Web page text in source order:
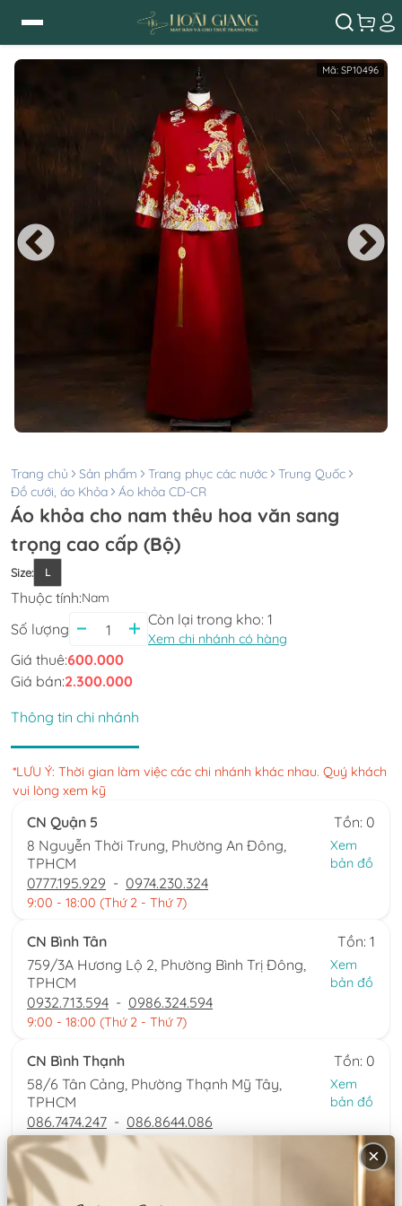
Mã: SP10496
Trang chủ Sản phẩm Trang phục các nước
Trung Quốc
Đồ cưới, áo Khỏa
Áo khỏa CD-CR
Áo khỏa cho nam thêu hoa văn sang
trọng cao cấp (Bộ)
Size: L
Thuộc tính:Nam
Số lượng
Còn lại trong kho: 1
Xem chi nhánh có hàng
Giá thuê:600.000
Giá bán:2.300.000
Thông tin chi nhánh
*LƯU Ý: Thời gian làm việc các chi nhánh khác nhau. Quý khách
vui lòng xem kỹ
CN Quận 5
Tồn: 0
8 Nguyễn Thời Trung, Phường An Đông,
TPHCM
Xem
bản đồ
0777.195.929 - 0974.230.324
9:00 - 18:00 (Thứ 2 - Thứ 7)
CN Bình Tân
Tồn: 1
759/3A Hương Lộ 2, Phường Bình Trị Đông,
TPHCM
Xem
bản đồ
0932.713.594 - 0986.324.594
9:00 - 18:00 (Thứ 2 - Thứ 7)
CN Bình Thạnh
Tồn: 0
58/6 Tân Cảng, Phường Thạnh Mỹ Tây,
TPHCM
Xem
bản đồ
086.7474.247 - 086.8644.086
9:00 - 18:00 (Thứ 2 - Chủ nhật)
Thông tin sản phẩm
×